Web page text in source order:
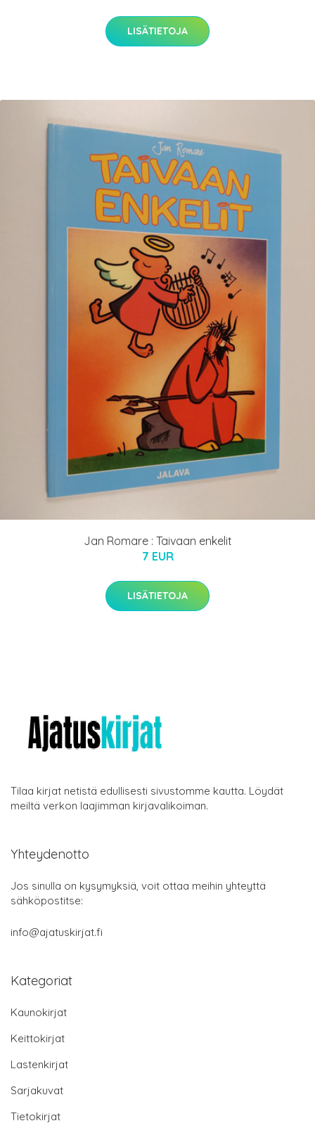
LISÄTIETOJA
Jan Romare : Taivaan enkelit
7 EUR
LISÄTIETOJA
Tilaa kirjat netistä edullisesti sivustomme kautta. Löydät
meiltä verkon laajimman kirjavalikoiman.
Yhteydenotto
Jos sinulla on kysymyksiä, voit ottaa meihin yhteyttä
sähköpostitse:
info@ajatuskirjat.fi
Kategoriat
Kaunokirjat
Keittokirjat
Lastenkirjat
Sarjakuvat
Tietokirjat